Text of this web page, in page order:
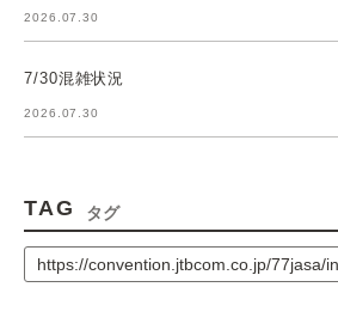
2026.07.30
7/30混雑状況
2026.07.30
TAG タグ
https://convention.jtbcom.co.jp/77jasa/